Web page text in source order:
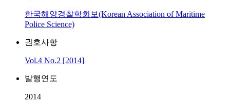
한국해양경찰학회보(Korean Association of Maritime
Police Science)
권호사항
Vol.4 No.2 [2014]
발행연도
2014